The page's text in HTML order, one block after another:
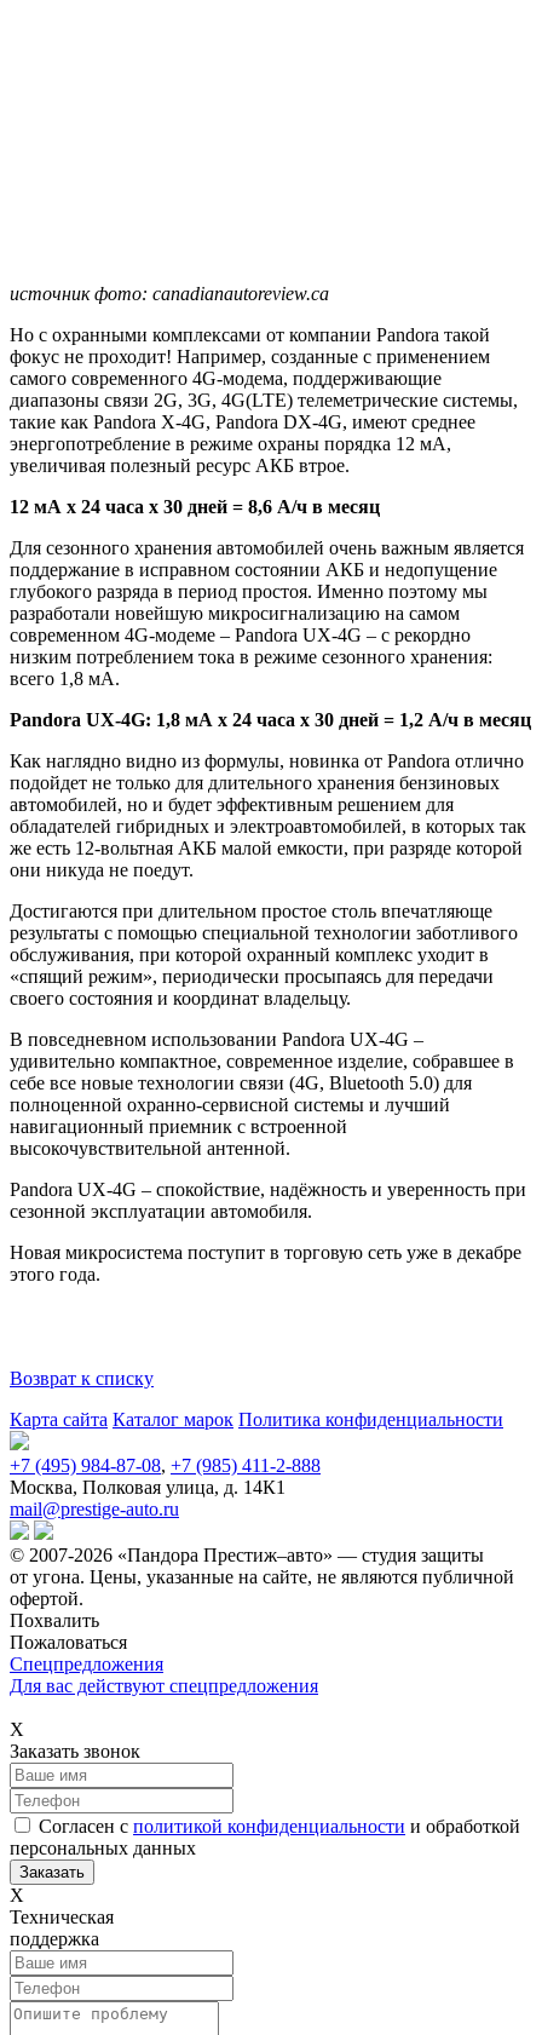
источник фото: canadianautoreview.ca
Но с охранными комплексами от компании Pandora такой
фокус не проходит! Например, созданные с применением
самого современного 4G-модема, поддерживающие
диапазоны связи 2G, 3G, 4G(LTE) телеметрические системы,
такие как Pandora X-4G, Pandora DX-4G, имеют среднее
энергопотребление в режиме охраны порядка 12 мА,
увеличивая полезный ресурс АКБ втрое.
12 мА х 24 часа х 30 дней = 8,6 А/ч в месяц
Для сезонного хранения автомобилей очень важным является
поддержание в исправном состоянии АКБ и недопущение
глубокого разряда в период простоя. Именно поэтому мы
разработали новейшую микросигнализацию на самом
современном 4G-модеме – Pandora UX-4G – с рекордно
низким потреблением тока в режиме сезонного хранения:
всего 1,8 мА.
Pandora UX-4G: 1,8 мА х 24 часа х 30 дней = 1,2 А/ч в месяц
Как наглядно видно из формулы, новинка от Pandora отлично
подойдет не только для длительного хранения бензиновых
автомобилей, но и будет эффективным решением для
обладателей гибридных и электроавтомобилей, в которых так
же есть 12-вольтная АКБ малой емкости, при разряде которой
они никуда не поедут.
Достигаются при длительном простое столь впечатляюще
результаты с помощью специальной технологии заботливого
обслуживания, при которой охранный комплекс уходит в
«спящий режим», периодически просыпаясь для передачи
своего состояния и координат владельцу.
В повседневном использовании Pandora UX-4G –
удивительно компактное, современное изделие, собравшее в
себе все новые технологии связи (4G, Bluetooth 5.0) для
полноценной охранно-сервисной системы и лучший
навигационный приемник с встроенной
высокочувствительной антенной.
Pandora UX-4G – спокойствие, надёжность и уверенность при
сезонной эксплуатации автомобиля.
Новая микросистема поступит в торговую сеть уже в декабре
этого года.
Возврат к списку
Карта сайта Каталог марок Политика конфиденциальности
+7 (495) 984-87-08, +7 (985) 411-2-888
Москва, Полковая улица, д. 14К1
mail@prestige-auto.ru
© 2007-2026 «Пандора Престиж–авто» — студия защиты
от угона. Цены, указанные на сайте, не являются публичной
офертой.
Похвалить
Пожаловаться
Спецпредложения
Для вас действуют спецпредложения
Х
Заказать звонок
Согласен с политикой конфиденциальности и обработкой
персональных данных
Х
Техническая
поддержка